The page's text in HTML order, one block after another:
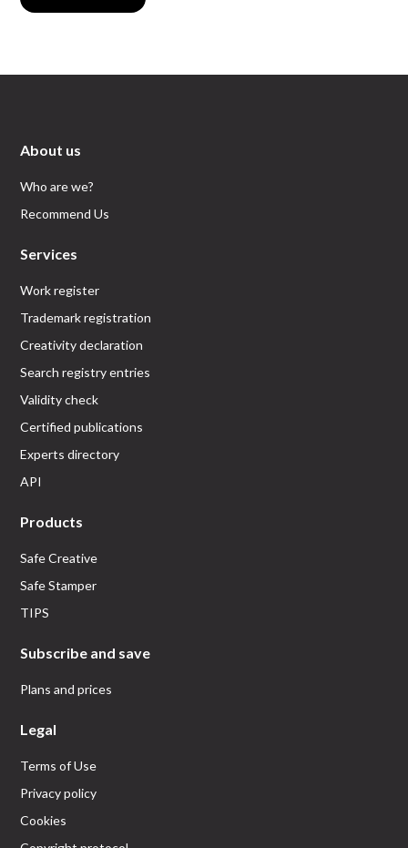
About us
Who are we?
Recommend Us
Services
Work register
Trademark registration
Creativity declaration
Search registry entries
Validity check
Certified publications
Experts directory
API
Products
Safe Creative
Safe Stamper
TIPS
Subscribe and save
Plans and prices
Legal
Terms of Use
Privacy policy
Cookies